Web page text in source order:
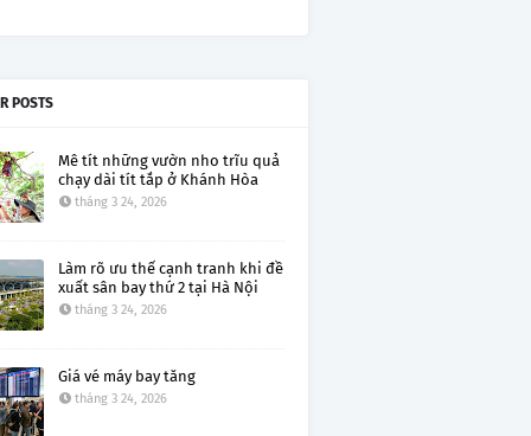
POSTS
Mê tít những vườn nho trĩu quả
chạy dài tít tắp ở Khánh Hòa
tháng 3 24, 2026
Làm rõ ưu thế cạnh tranh khi đề
xuất sân bay thứ 2 tại Hà Nội
tháng 3 24, 2026
Giá vé máy bay tăng
tháng 3 24, 2026